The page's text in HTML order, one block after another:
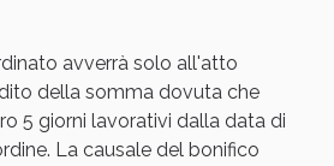
avverrà solo all'atto
della somma dovuta che
5 giorni lavorativi dalla data di
La causale del bonifico